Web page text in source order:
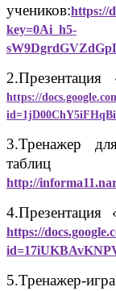
учеников:https://
key=0Ai_h5-
2.Презентация
https://
3.Тренажер
http://
4.Презентация
https://